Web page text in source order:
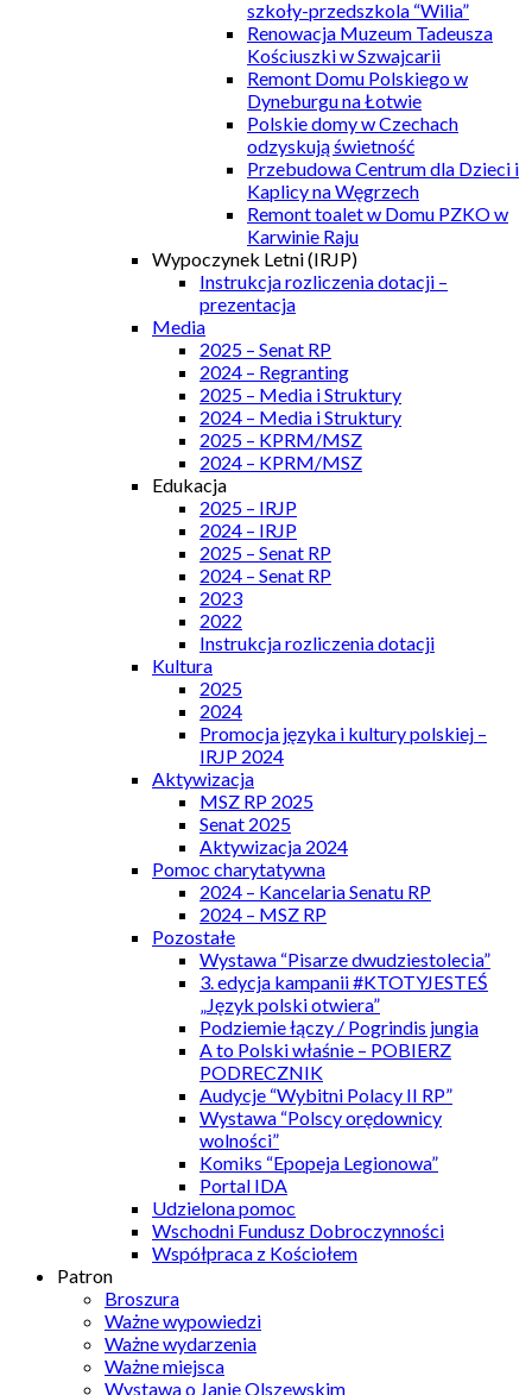
szkoły-przedszkola “Wilia”
Renowacja Muzeum Tadeusza
Kościuszki w Szwajcarii
Remont Domu Polskiego w
Dyneburgu na Łotwie
Polskie domy w Czechach
odzyskują świetność
Przebudowa Centrum dla Dzieci i
Kaplicy na Węgrzech
Remont toalet w Domu PZKO w
Karwinie Raju
Wypoczynek Letni (IRJP)
Instrukcja rozliczenia dotacji –
prezentacja
Media
2025 – Senat RP
2024 – Regranting
2025 – Media i Struktury
2024 – Media i Struktury
2025 – KPRM/MSZ
2024 – KPRM/MSZ
Edukacja
2025 – IRJP
2024 – IRJP
2025 – Senat RP
2024 – Senat RP
2023
2022
Instrukcja rozliczenia dotacji
Kultura
2025
2024
Promocja języka i kultury polskiej –
IRJP 2024
Aktywizacja
MSZ RP 2025
Senat 2025
Aktywizacja 2024
Pomoc charytatywna
2024 – Kancelaria Senatu RP
2024 – MSZ RP
Pozostałe
Wystawa “Pisarze dwudziestolecia”
3. edycja kampanii #KTOTYJESTEŚ
„Język polski otwiera”
Podziemie łączy / Pogrindis jungia
A to Polski właśnie – POBIERZ
PODRECZNIK
Audycje “Wybitni Polacy II RP”
Wystawa “Polscy orędownicy
wolności”
Komiks “Epopeja Legionowa”
Portal IDA
Udzielona pomoc
Wschodni Fundusz Dobroczynności
Współpraca z Kościołem
Patron
Broszura
Ważne wypowiedzi
Ważne wydarzenia
Ważne miejsca
Wystawa o Janie Olszewskim